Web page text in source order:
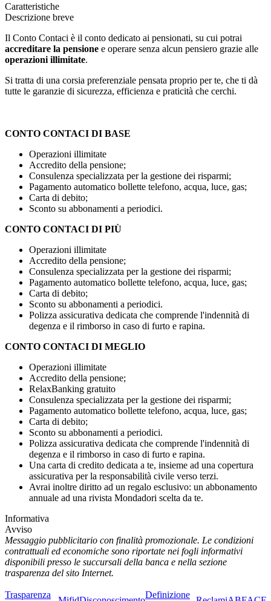
Caratteristiche
Descrizione breve
Il Conto Contaci è il conto dedicato ai pensionati, su cui potrai
accreditare la pensione e operare senza alcun pensiero grazie alle
operazioni illimitate.
Si tratta di una corsia preferenziale pensata proprio per te, che ti dà
tutte le garanzie di sicurezza, efficienza e praticità che cerchi.
CONTO CONTACI DI BASE
Operazioni illimitate
Accredito della pensione;
Consulenza specializzata per la gestione dei risparmi;
Pagamento automatico bollette telefono, acqua, luce, gas;
Carta di debito;
Sconto su abbonamenti a periodici.
CONTO CONTACI DI PIÙ
Operazioni illimitate
Accredito della pensione;
Consulenza specializzata per la gestione dei risparmi;
Pagamento automatico bollette telefono, acqua, luce, gas;
Carta di debito;
Sconto su abbonamenti a periodici.
Polizza assicurativa dedicata che comprende l'indennità di
degenza e il rimborso in caso di furto e rapina.
CONTO CONTACI DI MEGLIO
Operazioni illimitate
Accredito della pensione;
RelaxBanking gratuito
Consulenza specializzata per la gestione dei risparmi;
Pagamento automatico bollette telefono, acqua, luce, gas;
Carta di debito;
Sconto su abbonamenti a periodici.
Polizza assicurativa dedicata che comprende l'indennità di
degenza e il rimborso in caso di furto e rapina.
Una carta di credito dedicata a te, insieme ad una copertura
assicurativa per la responsabilità civile verso terzi.
Avrai inoltre diritto ad un regalo esclusivo: un abbonamento
annuale ad una rivista Mondadori scelta da te.
Informativa
Avviso
Messaggio pubblicitario con finalità promozionale. Le condizioni
contrattuali ed economiche sono riportate nei fogli informativi
disponibili presso le succursali della banca e nella sezione
trasparenza del sito Internet.
Trasparenza
Definizione